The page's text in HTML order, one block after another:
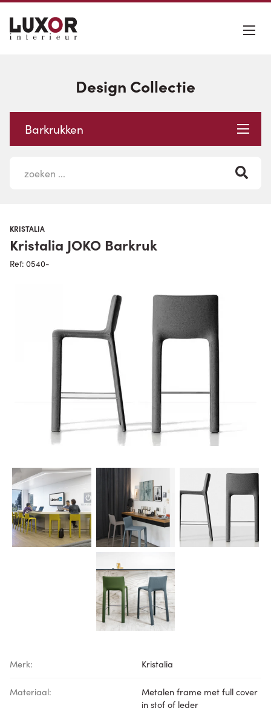
Design Collectie
Barkrukken
KRISTALIA
Kristalia JOKO Barkruk
Ref: 0540-
Merk: Kristalia
Materiaal:
Metalen frame met full cover
in stof of leder